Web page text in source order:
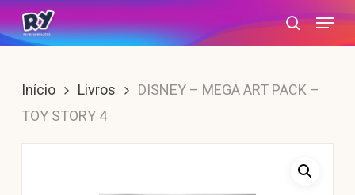
Skip
to
content
search
Menu
Início Livros
DISNEY – MEGA ART PACK –
TOY STORY 4